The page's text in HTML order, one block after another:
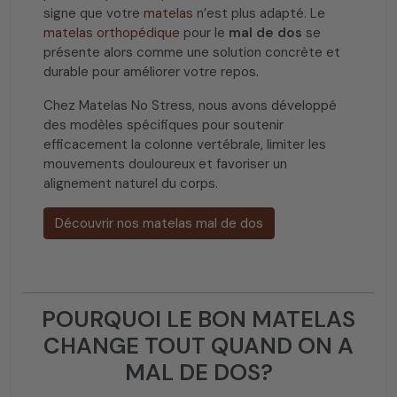
signe que votre matelas n’est plus adapté. Le
matelas orthopédique pour le mal de dos se
présente alors comme une solution concrète et
durable pour améliorer votre repos.
Chez Matelas No Stress, nous avons développé
des modèles spécifiques pour soutenir
efficacement la colonne vertébrale, limiter les
mouvements douloureux et favoriser un
alignement naturel du corps.
Découvrir nos matelas mal de dos
POURQUOI LE BON MATELAS
CHANGE TOUT QUAND ON A
MAL DE DOS?